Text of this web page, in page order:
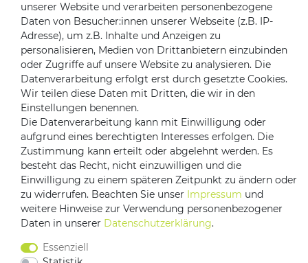
Zahlungsanbieter
Versandpartner
Impressum Daten­schutz­erklärung
AGB
Barrierefreiheitserklärung
Vertrag widerrufen
unserer Website und verarbeiten personenbezogene
Daten von Besucher:innen unserer Webseite (z.B. IP-
Adresse), um z.B. Inhalte und Anzeigen zu
personalisieren, Medien von Drittanbietern einzubinden
oder Zugriffe auf unsere Website zu analysieren. Die
Datenverarbeitung erfolgt erst durch gesetzte Cookies.
Wir teilen diese Daten mit Dritten, die wir in den
Einstellungen benennen.
Die Datenverarbeitung kann mit Einwilligung oder
aufgrund eines berechtigten Interesses erfolgen. Die
Zustimmung kann erteilt oder abgelehnt werden. Es
besteht das Recht, nicht einzuwilligen und die
Einwilligung zu einem späteren Zeitpunkt zu ändern oder
zu widerrufen. Beachten Sie unser Impressum und
weitere Hinweise zur Verwendung personenbezogener
Daten in unserer Daten­schutz­erklärung.
Essenziell